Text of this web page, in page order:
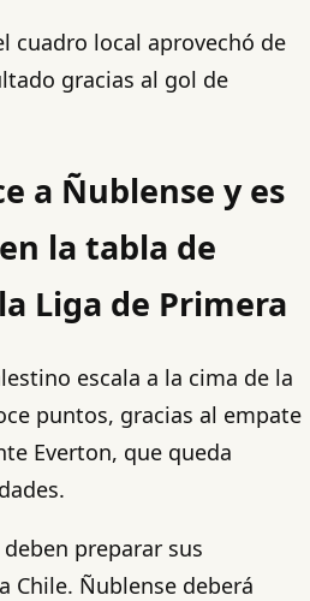
cuadro local aprovechó de
gracias al gol de
a Ñublense y es
la tabla de
Liga de Primera
escala a la cima de la
puntos, gracias al empate
Everton, que queda
preparar sus
Chile. Ñublense deberá